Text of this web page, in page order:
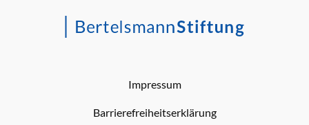
Impressum
Barrierefreiheitserklärung